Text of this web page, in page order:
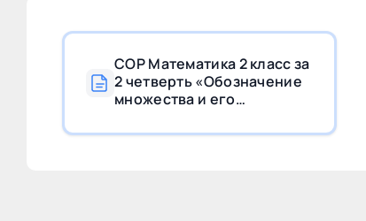
СОР Математика 2 класс за
2 четверть «Обозначение
множества и его